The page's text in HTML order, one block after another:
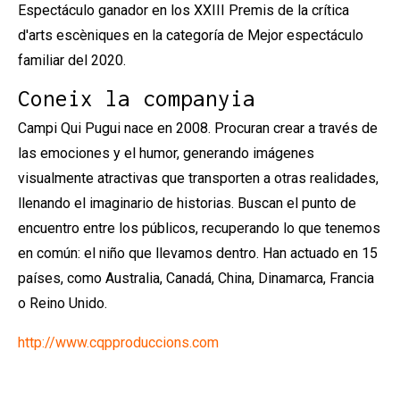
Espectáculo ganador en los XXIII Premis de la crítica
d'arts escèniques en la categoría de Mejor espectáculo
familiar del 2020.
Coneix la companyia
Campi Qui Pugui nace en 2008. Procuran crear a través de
las emociones y el humor, generando imágenes
visualmente atractivas que transporten a otras realidades,
llenando el imaginario de historias. Buscan el punto de
encuentro entre los públicos, recuperando lo que tenemos
en común: el niño que llevamos dentro. Han actuado en 15
países, como Australia, Canadá, China, Dinamarca, Francia
o Reino Unido.
http://www.cqpproduccions.com